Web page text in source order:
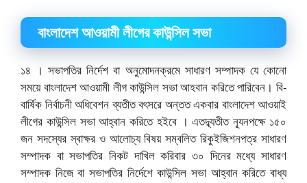
বাংলাদেশ আওয়ামী লীগের কাউন্সিল সভা
১৪ । সভাপতির নির্দেশ বা অনুমোদনক্রমে সাধারণ সম্পাদক যে কোনো
সময়ে বাংলাদেশ আওয়ামী লীগ কাউন্সিল সভা আহবান করিতে পারিবেন। বি-
বার্ষিক নির্বাচনী অধিবেশন ব্যতীত বৎসরে অন্তত একবার বাংলাদেশ আওয়াই
লীগের কাউন্সিল সভা আহ্বান করিতে হইবে । এতদ্ব্যতীত ন্যূনপক্ষে ১৫০
জন সদস্যের স্বাক্ষর ও আলোচ্য বিষয় সম্বলিত রিকুইজিশনপত্র সাধারণ
সম্পাদক বা সভাপতির নিকট দাখিল করিবার ৩০ দিনের মধ্যে সাধারণ
সম্পাদক নিজে বা সভাপতির নির্দেশে কাউন্সিল সভা আহ্বান করিতে বাধ্য